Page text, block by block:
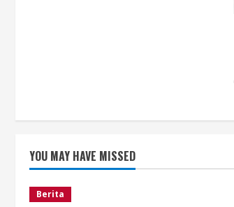
g
YOU MAY HAVE MISSED
Berita